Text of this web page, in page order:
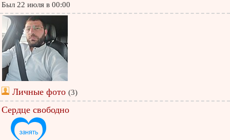
Был 22 июля в 00:00
Личные фото (3)
Сердце свободно